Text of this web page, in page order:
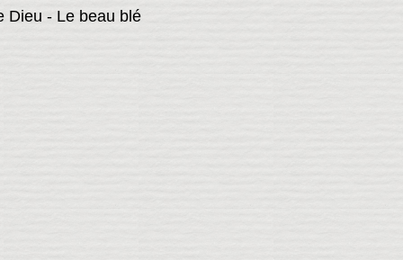
Dieu - Le beau blé